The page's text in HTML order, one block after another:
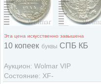
Эта цена искусственно завышена
10 копеек буквы СПБ КБ
Аукцион: Wolmar VIP
Состояние: XF-